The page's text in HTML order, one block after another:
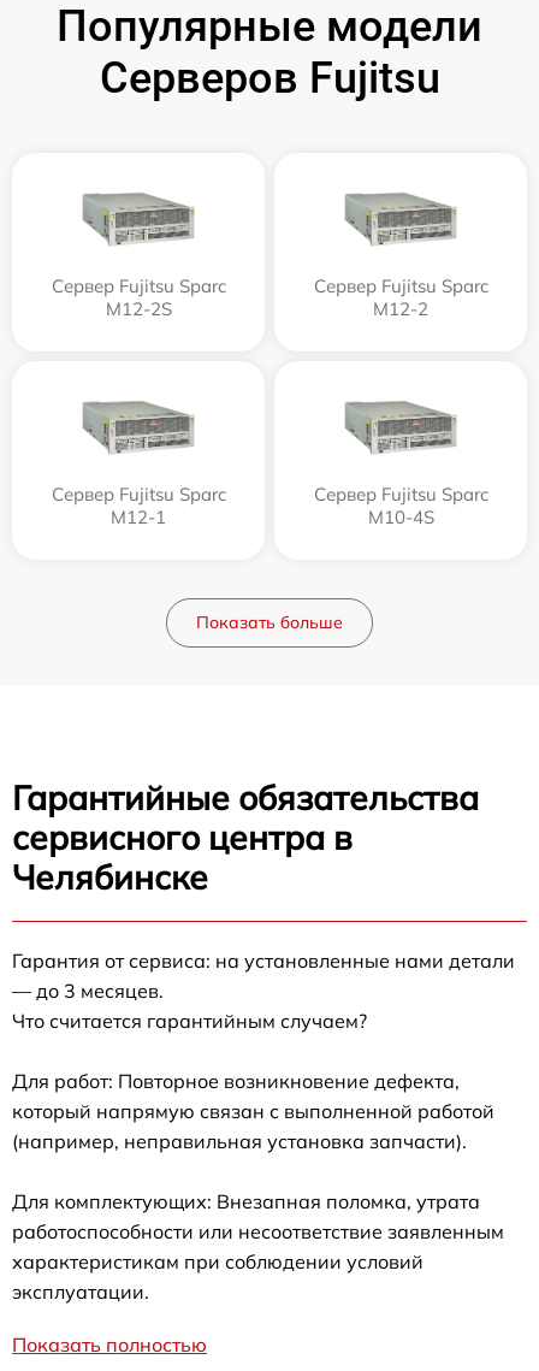
Популярные модели
Серверов Fujitsu
Сервер Fujitsu Sparc
M12-2S
Сервер Fujitsu Sparc
M12-2
Сервер Fujitsu Sparc
M12-1
Сервер Fujitsu Sparc
M10-4S
Показать больше
Гарантийные обязательства
сервисного центра в
Челябинске
Гарантия от сервиса: на установленные нами детали
— до 3 месяцев.
Что считается гарантийным случаем?
Для работ: Повторное возникновение дефекта,
который напрямую связан с выполненной работой
(например, неправильная установка запчасти).
Для комплектующих: Внезапная поломка, утрата
работоспособности или несоответствие заявленным
характеристикам при соблюдении условий
эксплуатации.
Показать полностью